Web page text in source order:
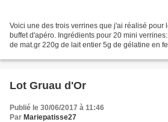
Voici une des trois verrines que j'ai réalisé pour
buffet d'apéro. Ingrédients pour 20 mini
de mat.gr 220g de lait entier 5g de gélatine en
Lot Gruau d'Or
Publié le 30/06/2017 à 11:46
Par Mariepatisse27